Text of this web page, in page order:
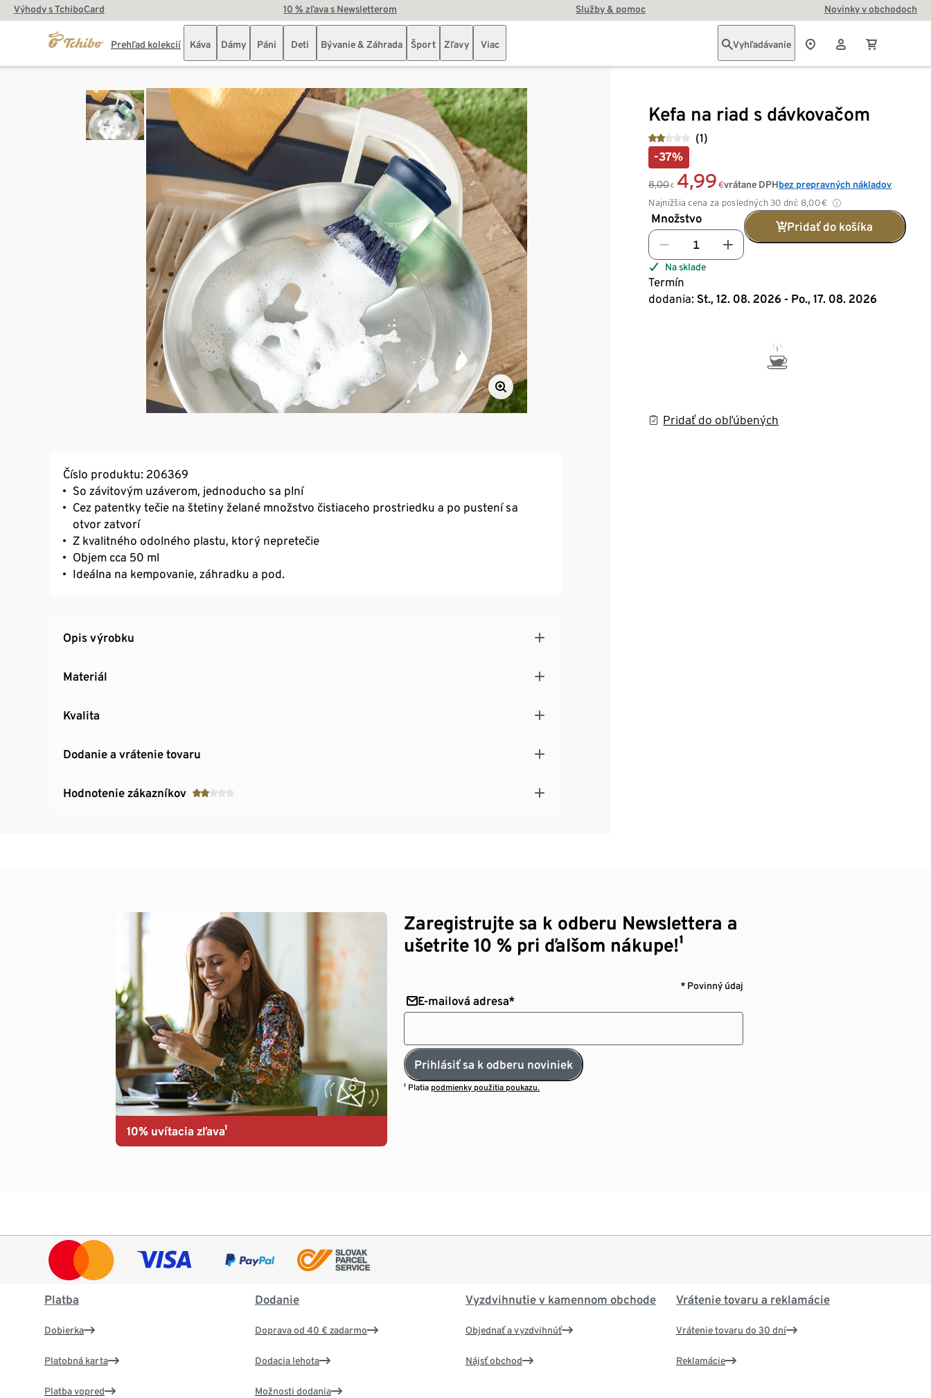
Výhody s TchiboCard 10 % zľava s Newsletterom Služby & pomoc Novinky v obchodoch
Prehľad kolekcií Káva Dámy Páni Deti Bývanie & Záhrada Šport Zľavy Viac Vyhľadávanie
Kefa na riad s dávkovačom
(1)
-37%
8,00 € 4,99 €
Najnižšia cena za posledných 30 dní: 8,00€
vrátane DPHbez prepravných nákladov
Množstvo
Pridať do košíka
Na sklade
Termín
dodania: St., 12. 08. 2026 - Po., 17. 08. 2026
Pridať do obľúbených
Číslo produktu: 206369
So závitovým uzáverom, jednoducho sa plní
Cez patentky tečie na štetiny želané množstvo čistiaceho prostriedku a po pustení sa
otvor zatvorí
Z kvalitného odolného plastu, ktorý nepretečie
Objem cca 50 ml
Ideálna na kempovanie, záhradku a pod.
Opis výrobku
Materiál
Kvalita
Dodanie a vrátenie tovaru
Hodnotenie zákazníkov
10% uvítacia zľava¹
Zaregistrujte sa k odberu Newslettera a
ušetrite 10 % pri ďalšom nákupe!¹
* Povinný údaj
E-mailová adresa*
Prihlásiť sa k odberu noviniek
¹ Platia podmienky použitia poukazu.
Platba
Dobierka
Platobná karta
Platba vopred
Dodanie
Doprava od 40 € zadarmo
Dodacia lehota
Možnosti dodania
Vyzdvihnutie v kamennom obchode
Objednať a vyzdvihnúť
Nájsť obchod
Vrátenie tovaru a reklamácie
Vrátenie tovaru do 30 dní
Reklamácie